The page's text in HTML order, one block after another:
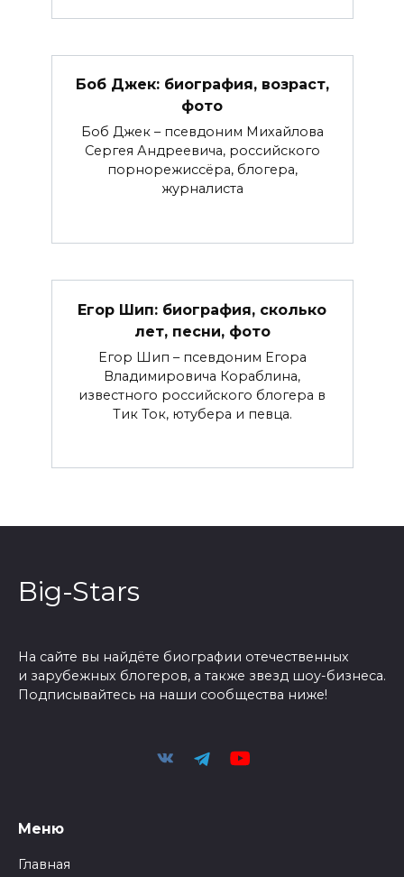
Боб Джек: биография, возраст,
фото
Боб Джек – псевдоним Михайлова
Сергея Андреевича, российского
порнорежиссёра, блогера,
журналиста
Егор Шип: биография, сколько
лет, песни, фото
Егор Шип – псевдоним Егора
Владимировича Кораблина,
известного российского блогера в
Тик Ток, ютубера и певца.
Big-Stars
На сайте вы найдёте биографии отечественных
и зарубежных блогеров, а также звезд шоу-бизнеса.
Подписывайтесь на наши сообщества ниже!
Меню
Главная